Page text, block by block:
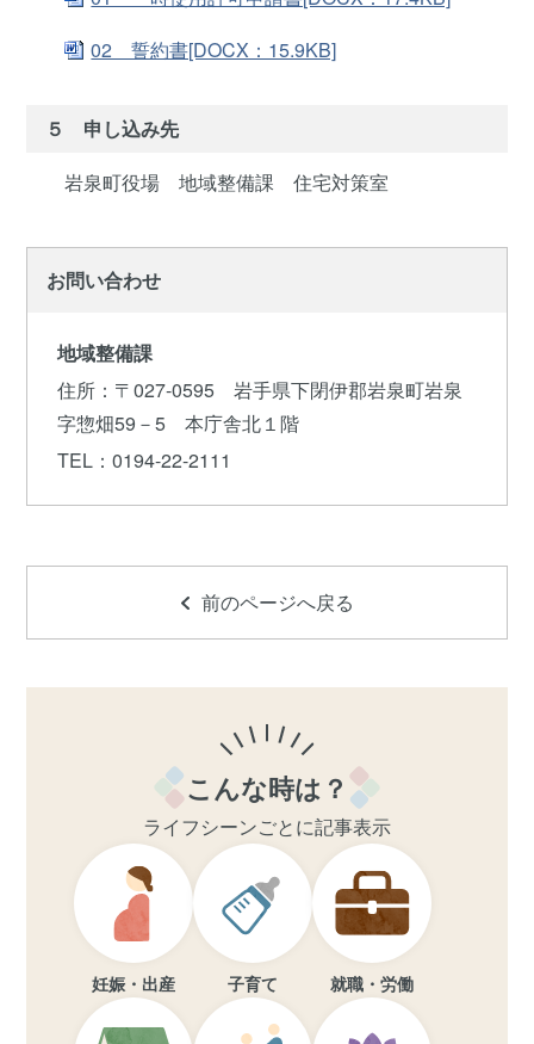
02 誓約書[DOCX：15.9KB]
５ 申し込み先
岩泉町役場 地域整備課 住宅対策室
お問い合わせ
地域整備課
住所 ：〒027-0595 岩手県下閉伊郡岩泉町岩泉
字惣畑59－5 本庁舎北１階
TEL ：0194-22-2111
前のページへ戻る
こんな時は？
ライフシーンごとに記事表示
妊娠・出産 子育て 就職・労働